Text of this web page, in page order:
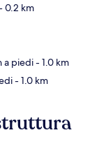
0.2 km
a piedi- 1.0 km
- 1.0 km